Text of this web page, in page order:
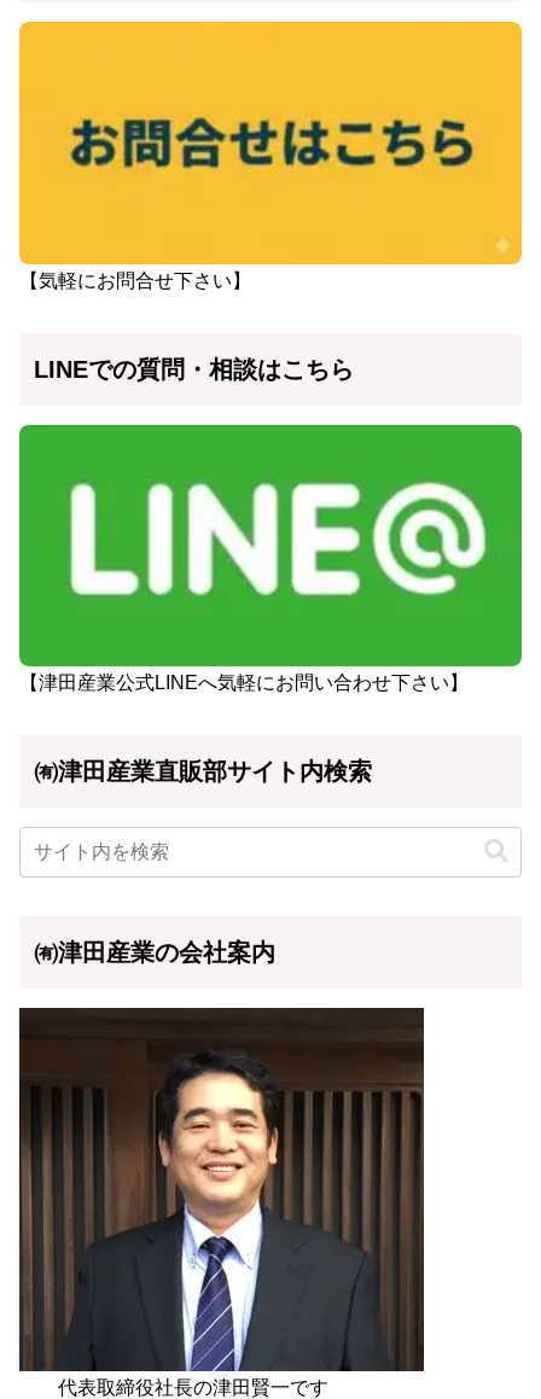
【気軽にお問合せ下さい】
LINEでの質問・相談はこちら
【津田産業公式LINEへ気軽にお問い合わせ下さい】
㈲津田産業直販部サイト内検索
㈲津田産業の会社案内
代表取締役社長の津田賢一です